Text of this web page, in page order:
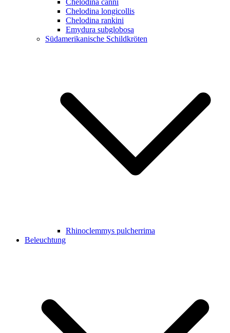
Chelodina canni
Chelodina longicollis
Chelodina rankini
Emydura subglobosa
Südamerikanische Schildkröten
Rhinoclemmys pulcherrima
Beleuchtung